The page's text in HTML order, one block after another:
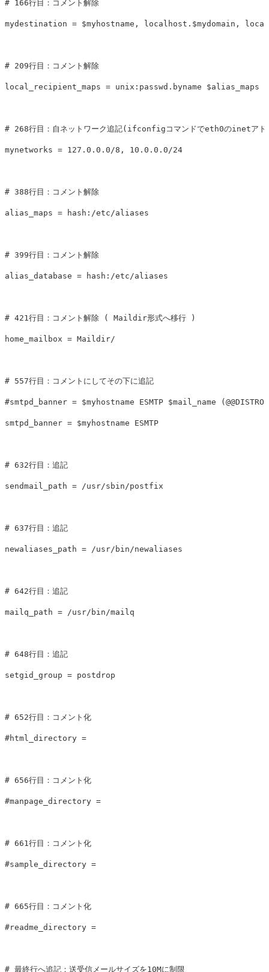
# 166行目：コメント解除
mydestination = $myhostname, localhost.$mydomain,
# 209行目：コメント解除
local_recipient_maps = unix:passwd.byname $alias_maps
# 268行目：自ネットワーク追記(ifconfigコマンドでeth0のinetア
mynetworks = 127.0.0.0/8, 10.0.0.0/24
# 388行目：コメント解除
alias_maps = hash:/etc/aliases
# 399行目：コメント解除
alias_database = hash:/etc/aliases
# 421行目：コメント解除 ( Maildir形式へ移行 )
home_mailbox = Maildir/
# 557行目：コメントにしてその下に追記
#smtpd_banner = $myhostname ESMTP $mail_name
smtpd_banner = $myhostname ESMTP
# 632行目：追記
sendmail_path = /usr/sbin/postfix
# 637行目：追記
newaliases_path = /usr/bin/newaliases
# 642行目：追記
mailq_path = /usr/bin/mailq
# 648行目：追記
setgid_group = postdrop
# 652行目：コメント化
#html_directory =
# 656行目：コメント化
#manpage_directory =
# 661行目：コメント化
#sample_directory =
# 665行目：コメント化
#readme_directory =
# 最終行へ追記：送受信メールサイズを10Mに制限